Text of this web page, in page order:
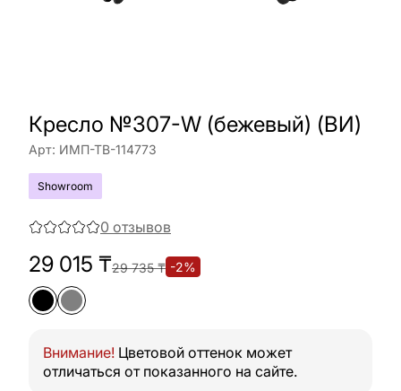
Кресло №307-W (бежевый) (ВИ)
Арт: ИМП-ТВ-114773
Showroom
0 отзывов
29 015 ₸29 735₸ -2%
Внимание! Цветовой оттенок может
отличаться от показанного на сайте.